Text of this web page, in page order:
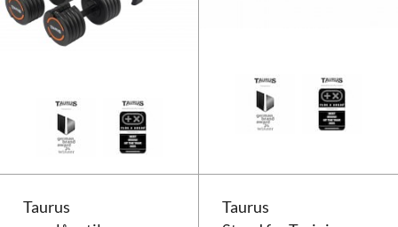
Taurus håndvægtstativ
Taurus
Taurus